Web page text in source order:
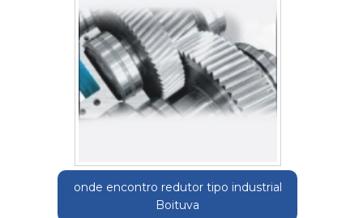
onde encontro redutor tipo industrial
Boituva